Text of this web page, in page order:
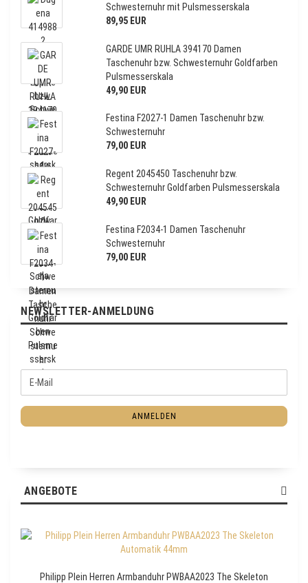
Schwesternuhr mit Pulsmesserskala
89,95 EUR
GARDE UMR RUHLA 394170 Damen
Taschenuhr bzw. Schwesternuhr Goldfarben
Pulsmesserskala
49,90 EUR
Festina F2027-1 Damen Taschenuhr bzw.
Schwesternuhr
79,00 EUR
Regent 2045450 Taschenuhr bzw.
Schwesternuhr Goldfarben Pulsmesserskala
49,90 EUR
Festina F2034-1 Damen Taschenuhr
Schwesternuhr
79,00 EUR
NEWSLETTER-ANMELDUNG
W
S
E
-
ANMELDEN
ANGEBOTE
Philipp Plein Herren Armbanduhr PWBAA2023 The Skeleton